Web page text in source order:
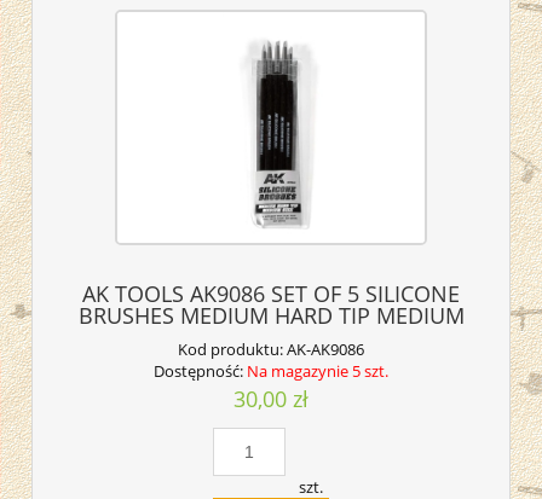
AK TOOLS AK9086 SET OF 5 SILICONE
BRUSHES MEDIUM HARD TIP MEDIUM
Kod produktu:AK-AK9086
Dostępność: Na magazynie 5 szt.
30,00 zł
szt.